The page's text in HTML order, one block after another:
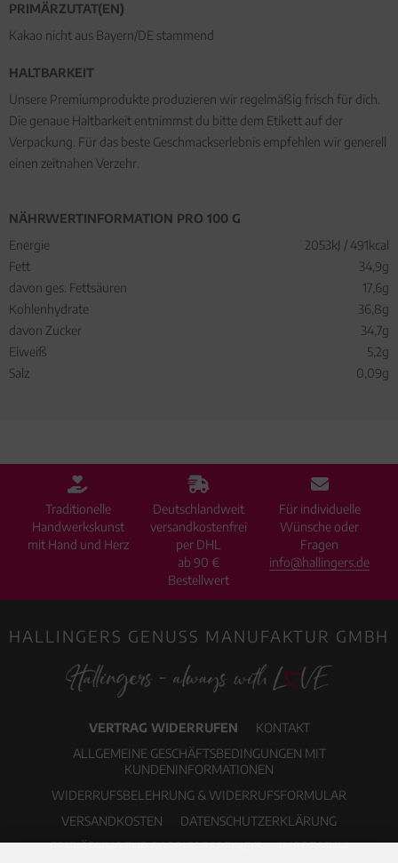
PRIMÄRZUTAT(EN)
Kakao nicht aus Bayern/DE stammend
HALTBARKEIT
Unsere Premiumprodukte produzieren wir regelmäßig frisch für dich.
Die genaue Haltbarkeit entnimmst du bitte dem Etikett auf der
Verpackung. Für das beste Geschmackserlebnis empfehlen wir generell
einen zeitnahen Verzehr.
NÄHRWERTINFORMATION PRO 100 G
Energie
2053kJ / 491kcal
Fett
34,9g
davon ges. Fettsäuren
17,6g
Kohlenhydrate
36,8g
davon Zucker
34,7g
Eiweiß
5,2g
Salz
0,09g
Traditionelle
Handwerkskunst
mit Hand und Herz
Deutschlandweit
versandkostenfrei
per DHL
ab 90 €
Bestellwert
Für individuelle
Wünsche oder
Fragen
info@hallingers.de
HALLINGERS GENUSS MANUFAKTUR GMBH
VERTRAG WIDERRUFEN
KONTAKT
ALLGEMEINE GESCHÄFTSBEDINGUNGEN MIT
KUNDENINFORMATIONEN
WIDERRUFSBELEHRUNG & WIDERRUFSFORMULAR
VERSANDKOSTEN
DATENSCHUTZERKLÄRUNG
ERKLÄRUNG ZUR BARRIEREFREIHEIT
IMPRESSUM